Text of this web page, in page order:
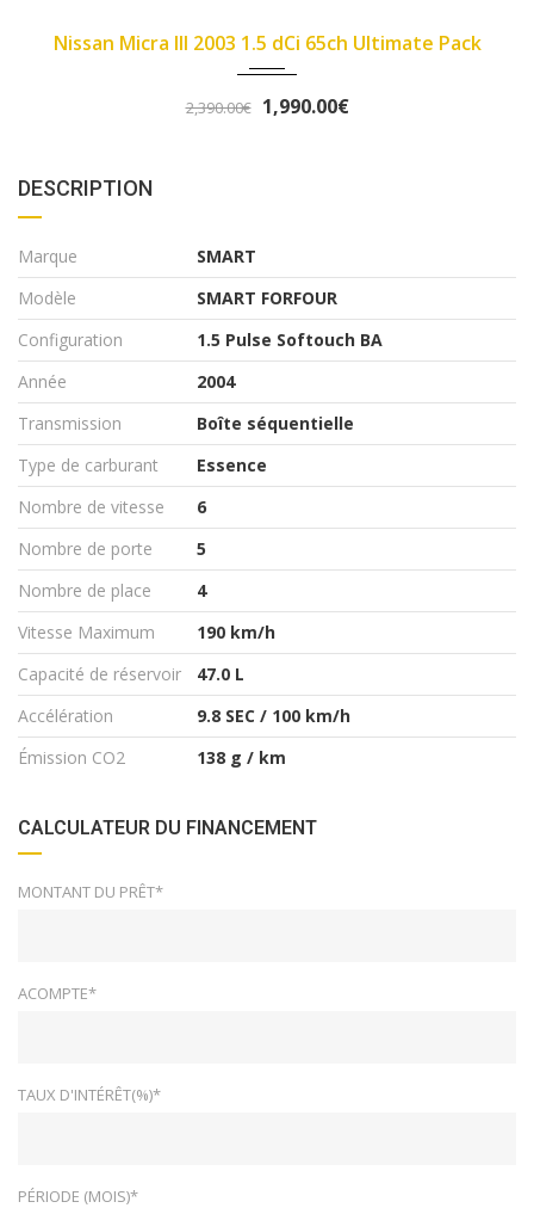
Pack Fiat Panda II 2007 1.1 8v 54ch
3,490.00€
DESCRIPTION
Marque
SMART
Modèle
SMART FORFOUR
Configuration
1.5 Pulse Softouch BA
Année
2004
Transmission
Boîte séquentielle
Type de carburant
Essence
Nombre de vitesse
6
Nombre de porte
5
Nombre de place
4
Vitesse Maximum
190 km/h
Capacité de réservoir
47.0 L
Accélération
9.8 SEC / 100 km/h
Émission CO2
138 g / km
CALCULATEUR DU FINANCEMENT
MONTANT DU PRÊT*
ACOMPTE*
TAUX D'INTÉRÊT(%)*
PÉRIODE (MOIS)*